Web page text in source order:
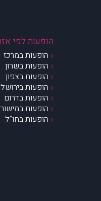
הופעות לפי
הופעות במרכז
הופעות בשרון
הופעות בצפון
הופעות
הופעות בדרום
הופעות
הופעות בחו”ל